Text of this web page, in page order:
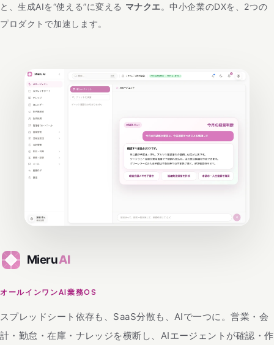
と、生成AIを“使える”に変える マナクエ。中小企業のDXを、2つの
プロダクトで加速します。
オールインワンAI業務OS
スプレッドシート依存も、SaaS分散も、AIで一つに。営業・会
計・勤怠・在庫・ナレッジを横断し、AIエージェントが確認・作